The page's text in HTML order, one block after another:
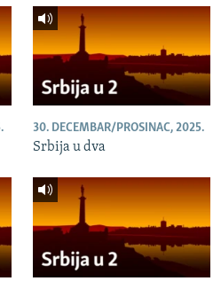
30. DECEMBAR/PROSINAC, 2025.
Srbija u dva